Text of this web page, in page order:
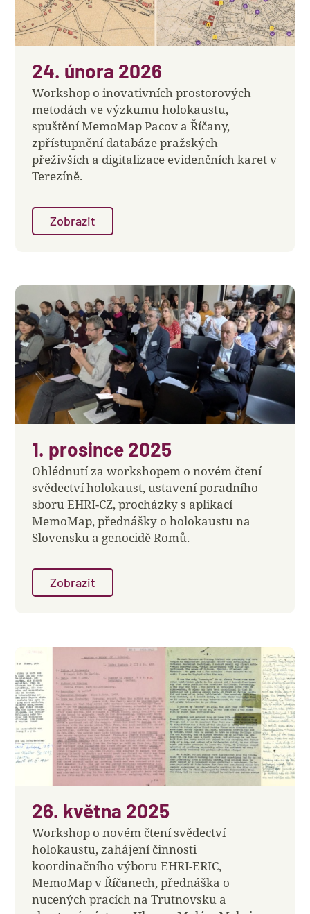
24. února 2026
Workshop o inovativních prostorových
metodách ve výzkumu holokaustu,
spuštění MemoMap Pacov a Říčany,
zpřístupnění databáze pražských
přeživších a digitalizace evidenčních karet v
Terezíně.
Zobrazit
1. prosince 2025
Ohlédnutí za workshopem o novém čtení
svědectví holokaust, ustavení poradního
sboru EHRI-CZ, procházky s aplikací
MemoMap, přednášky o holokaustu na
Slovensku a genocidě Romů.
Zobrazit
26. května 2025
Workshop o novém čtení svědectví
holokaustu, zahájení činnosti
koordinačního výboru EHRI-ERIC,
MemoMap v Říčanech, přednáška o
nucených pracích na Trutnovsku a